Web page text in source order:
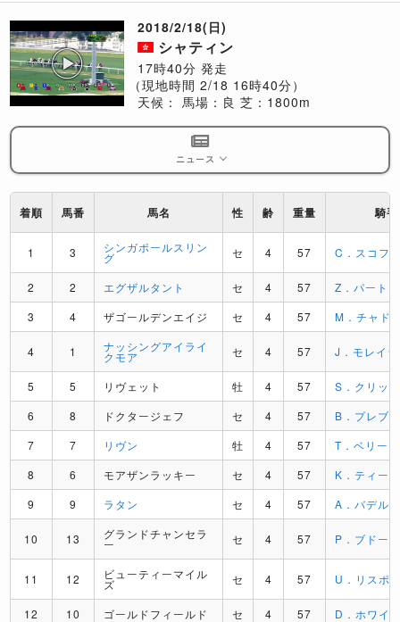
2018/2/18(日)
シャティン
17時40分 発走
（現地時間 2/18 16時40分）
天候： 馬場：良 芝：1800m
ニュース
着順 馬番 馬名 性 齢 重量 騎手
1 3 シンガポールスリン
グ セ 4 57 C．スコフ
2 2 エグザルタント セ 4 57
Z．パートン
3
4 ザゴールデンエイジ セ 4 57 M．チャド
4 1 ナッシングアイライ
クモア セ 4 57 J．モレイラ
5 5 リヴェット 牡 4 57
S．クリッ
6
8 ドクタージェフ セ 4 57
B．プレブ
7
7 リヴン 牡 4 57
T．ベリー
8
6 モアザンラッキー セ 4 57
K．ティー
9
9 ラタン セ 4 57 A．バデル
10 13 グランドチャンセラ
ー セ 4 57 P．ブドー
11 12 ビューティーマイル
ズ セ 4 57 U．リスポ
12 10 ゴールドフィールド セ 4 57 D．ホワイ